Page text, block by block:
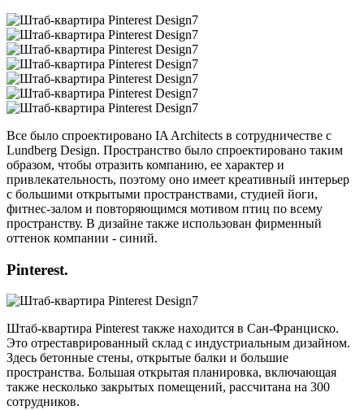
Все было спроектировано IA Architects в сотрудничестве с
Lundberg Design. Пространство было спроектировано таким
образом, чтобы отразить компанию, ее характер и
привлекательность, поэтому оно имеет креативный интерьер
с большими открытыми пространствами, студией йоги,
фитнес-залом и повторяющимся мотивом птиц по всему
пространству. В дизайне также использован фирменный
оттенок компании - синий.
Pinterest.
Штаб-квартира Pinterest также находится в Сан-Франциско.
Это отреставрированный склад с индустриальным дизайном.
Здесь бетонные стены, открытые балки и большие
пространства. Большая открытая планировка, включающая
также несколько закрытых помещений, рассчитана на 300
сотрудников.